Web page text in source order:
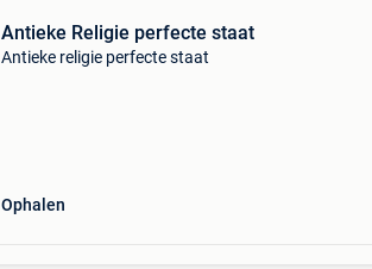
Antieke Religie perfecte staat
Antieke religie perfecte staat
Ophalen